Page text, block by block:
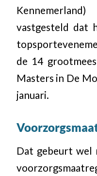
vastgesteld dat
de 14
Masters in De
januari.
Dat gebeurt wel